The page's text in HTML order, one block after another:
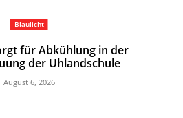
Blaulicht
für Abkühlung in der
der Uhlandschule
August 6, 2026